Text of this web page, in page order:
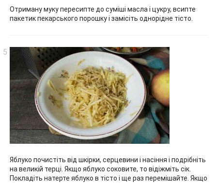
Отриману муку пересипте до суміші масла і цукру, всипте
пакетик пекарського порошку і замісіть однорідне тісто.
Яблуко почистіть від шкірки, серцевини і насіння і подрібніть
на великій терці. Якщо яблуко соковите, то відіжміть сік.
Покладіть натерте яблуко в тісто і ще раз перемішайте. Якщо